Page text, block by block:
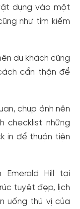
dụng vào một
như tìm kiếm
du khách cũng
cẩn thận để
chụp ảnh nên
checklist những
in để thuận tiện
Emerald Hill tại
tuyệt đẹp, lịch
uống thú vị của